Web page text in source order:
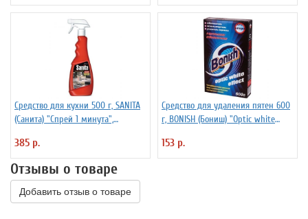
Средство для кухни 500 г, SANITA
(Санита) "Спрей 1 минута",
385 р.
Средство для удаления пятен 600
г, BONISH (Бониш) "Optic white
153 р.
Отзывы о товаре
Добавить отзыв о товаре